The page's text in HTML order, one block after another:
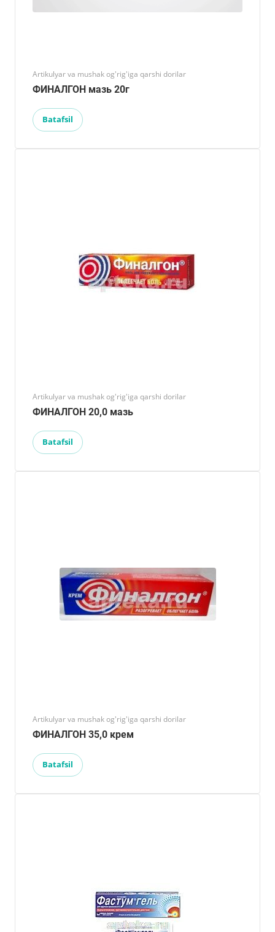
Artikulyar va mushak og'rig'iga qarshi dorilar
ФИНАЛГОН мазь 20г
Batafsil
Artikulyar va mushak og'rig'iga qarshi dorilar
ФИНАЛГОН 20,0 мазь
Batafsil
Artikulyar va mushak og'rig'iga qarshi dorilar
ФИНАЛГОН 35,0 крем
Batafsil